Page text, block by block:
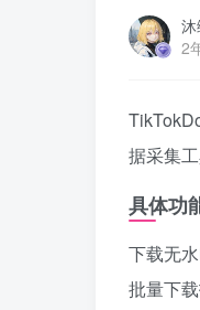
2
据采集工
具体功
下载无
批量下